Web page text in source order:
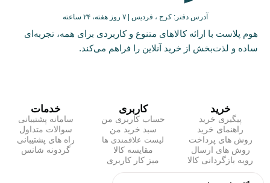
آدرس دفتر: کرج ، فردیس | ۷ روز هفته، ۲۴ ساعته
هوم پلاست با ارائه کالاهای متنوع و کاربردی برای همه، تجربه‌ای
ساده و لذت‌بخش از خرید آنلاین را فراهم می‌کند.
خرید
پیگیری خرید
راهنمای خرید
روش های پرداخت
روش های ارسال
رویه بازگردانی کالا
کاربری
حساب کاربری من
سبد خرید من
لیست علاقمندی ها
مقایسه کالا
میز کار کاربری
خدمات
سامانه پشتیبانی
سوالات متداول
راه های پشتیبانی
گردونه شانس